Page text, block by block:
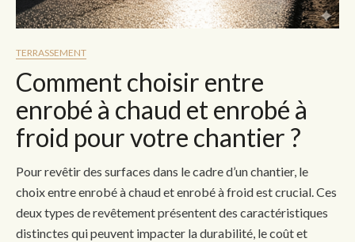
TERRASSEMENT
Comment choisir entre
enrobé à chaud et enrobé à
froid pour votre chantier ?
Pour revêtir des surfaces dans le cadre d’un chantier, le
choix entre enrobé à chaud et enrobé à froid est crucial. Ces
deux types de revêtement présentent des caractéristiques
distinctes qui peuvent impacter la durabilité, le coût et